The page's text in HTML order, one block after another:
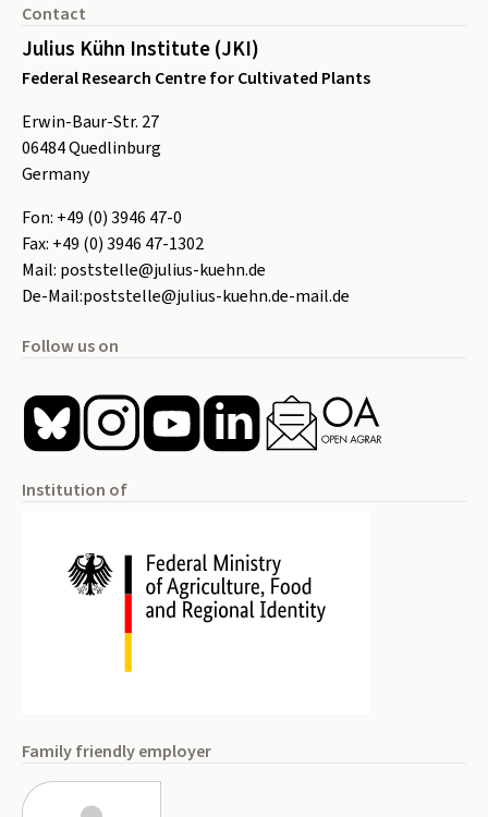
Contact
Julius Kühn Institute (JKI)
Federal Research Centre for Cultivated Plants
Erwin-Baur-Str. 27
06484Quedlinburg
Germany
Fon: +49 (0) 3946 47-0
Fax: +49 (0) 3946 47-1302
Mail: poststelle@julius-kuehn.de
De-Mail:poststelle@julius-kuehn.de-mail.de
Follow us on
Institution of
Family friendly employer